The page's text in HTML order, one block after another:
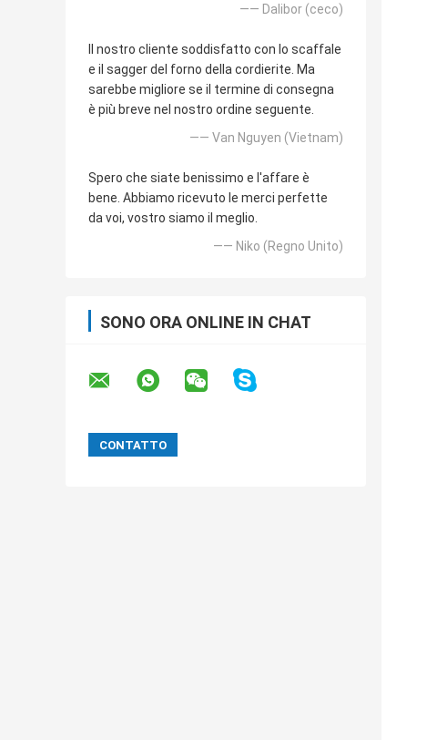
—— Dalibor (ceco)
Il nostro cliente soddisfatto con lo scaffale
e il sagger del forno della cordierite. Ma
sarebbe migliore se il termine di consegna
è più breve nel nostro ordine seguente.
—— Van Nguyen (Vietnam)
Spero che siate benissimo e l'affare è
bene. Abbiamo ricevuto le merci perfette
da voi, vostro siamo il meglio.
—— Niko (Regno Unito)
SONO ORA ONLINE IN CHAT